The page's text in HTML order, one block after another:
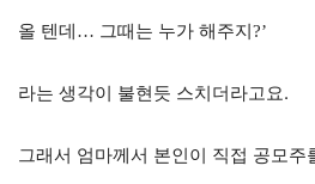
올 텐데… 그때는 누가 해주지?’
라는 생각이 불현듯 스치더라고요.
그래서 엄마께서 본인이 직접 공모주